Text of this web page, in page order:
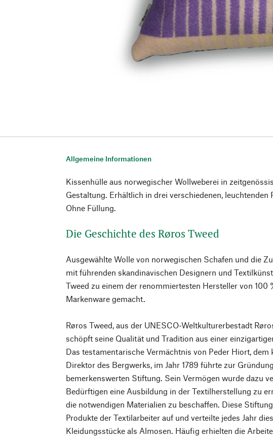
Allgemeine Informationen
Kissenhülle aus norwegischer Wollweberei in
Gestaltung. Erhältlich in drei verschiedenen, leuchtenden
Ohne Füllung.
Die Geschichte des Røros Tweed
Ausgewählte Wolle von norwegischen Schafen und die
mit führenden skandinavischen Designern und
Tweed zu einem der renommiertesten Hersteller von 100
Markenware gemacht.
Røros Tweed, aus der UNESCO-Weltkulturerbestadt
schöpft seine Qualität und Tradition aus einer
Das testamentarische Vermächtnis von Peder Hiort, dem
Direktor des Bergwerks, im Jahr 1789 führte zur
bemerkenswerten Stiftung. Sein Vermögen wurde dazu
Bedürftigen eine Ausbildung in der Textilherstellung zu
die notwendigen Materialien zu beschaffen. Diese
Produkte der Textilarbeiter auf und verteilte jedes Jahr
Kleidungsstücke als Almosen. Häufig erhielten die